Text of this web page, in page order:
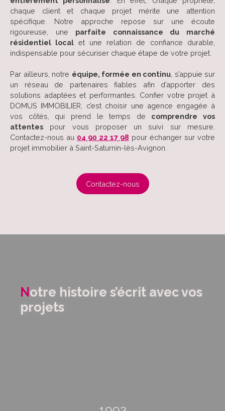
chaque client et chaque projet mérite une attention
spécifique. Notre approche repose sur une écoute
rigoureuse, une parfaite connaissance du marché
résidentiel local et une relation de confiance durable,
indispensable pour sécuriser chaque étape de votre projet.
Par ailleurs, notre équipe, formée en continu , s’appuie sur
un réseau de partenaires fiables afin d’apporter des
solutions adaptées et performantes. Confier votre projet à
DOMUS IMMOBILIER, c’est choisir une agence engagée à
vos côtés, qui prend le temps de comprendre vos
attentes pour vous proposer un suivi sur mesure.
Contactez-nous au 04 90 22 17 98 pour échanger sur votre
projet immobilier à Saint-Saturnin-lès-Avignon.
Contactez-nous
Notre histoire s’écrit avec vos
projets